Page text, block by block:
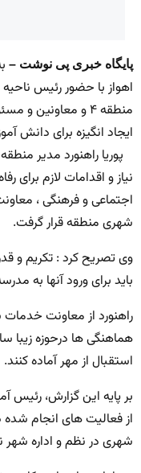
پایگاه خبری پی نوشت –
اهواز با حضور رئیس
ایجاد انگیزه برای دانش
پوریا راهنورد مدیر
نیاز و اقدامات لازم برای
اجتماعی و فرهنگی ،
شهری منطقه قرار گرفت.
وی تصریح کرد : تکریم و
باید برای ورود آنها به
راهنورد از معاونت
هماهنگی ها درحوزه زیبا
استقبال از مهر آماده کنند.
بر پایه این گزارش،
از فعالیت های انجام
شهری در نظم و اداره